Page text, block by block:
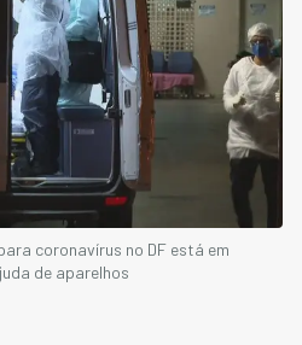
coronavírus no DF está em
de aparelhos